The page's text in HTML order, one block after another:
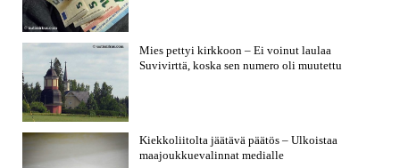
Mies pettyi kirkkoon – Ei voinut laulaa
Suvivirttä, koska sen numero oli muutettu
Kiekkoliitolta jäätävä päätös – Ulkoistaa
maajoukkuevalinnat medialle